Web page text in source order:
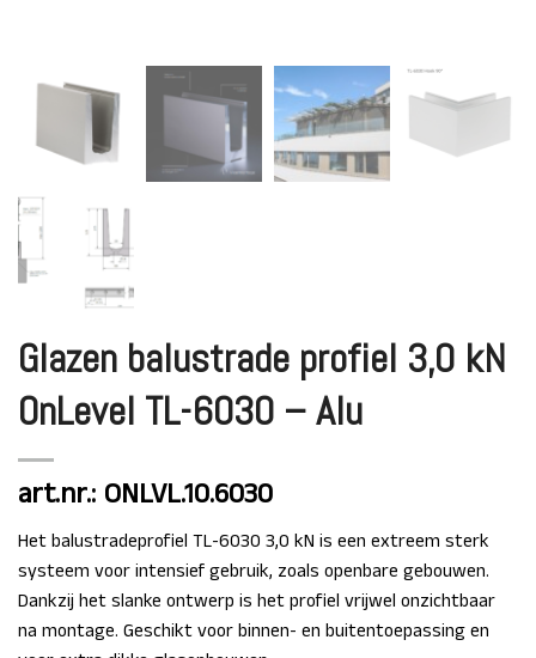
Glazen balustrade profiel 3,0 kN
OnLevel TL-6030 – Alu
art.nr.: ONLVL.10.6030
Het balustradeprofiel TL-6030 3,0 kN is een extreem sterk
systeem voor intensief gebruik, zoals openbare gebouwen.
Dankzij het slanke ontwerp is het profiel vrijwel onzichtbaar
na montage. Geschikt voor binnen- en buitentoepassing en